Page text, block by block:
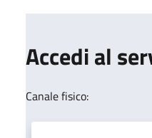
Accedi al
Canale fisico: